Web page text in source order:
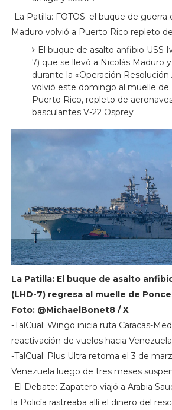
-La Patilla: FOTOS: el buque de guerra
Maduro volvió a Puerto Rico repleto
El buque de asalto anfibio USS
7) que se llevó a Nicolás Maduro
durante la «Operación Resolución
volvió este domingo al muelle de
Puerto Rico, repleto de
basculantes V-22 Osprey
La Patilla: El buque de asalto
(LHD-7) regresa al muelle de
Foto: @MichaelBonet8 / X
-TalCual: Wingo inicia ruta Caracas-
reactivación de vuelos hacia
-TalCual: Plus Ultra retoma el 3 de
Venezuela luego de tres meses
-El Debate: Zapatero viajó a Arabia
la Policía rastreaba allí el dinero del